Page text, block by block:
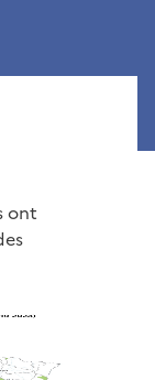
ont